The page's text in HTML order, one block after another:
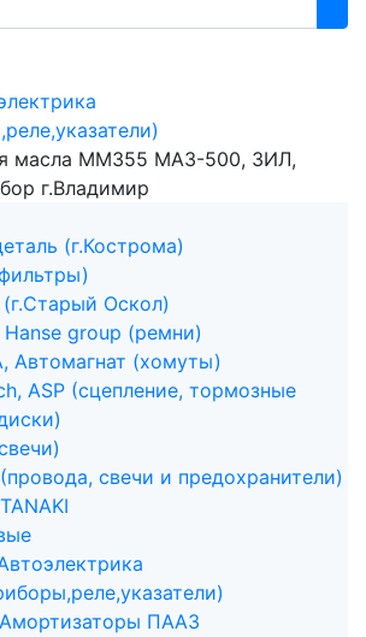
масла ММ355 МАЗ-500, ЗИЛ,
г.Владимир
(г.Кострома)
Оскол)
group (ремни)
Автомагнат (хомуты)
ASP (сцепление, тормозные
свечи и предохранители)
ПААЗ